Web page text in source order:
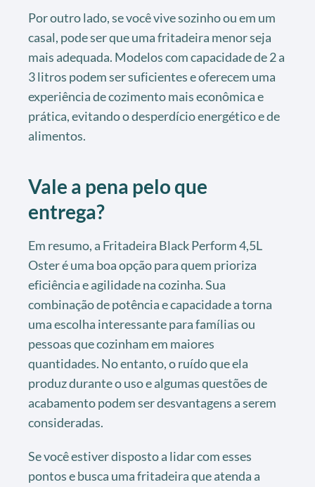
Por outro lado, se você vive sozinho ou em um
casal, pode ser que uma fritadeira menor seja
mais adequada. Modelos com capacidade de 2 a
3 litros podem ser suficientes e oferecem uma
experiência de cozimento mais econômica e
prática, evitando o desperdício energético e de
alimentos.
Vale a pena pelo que
entrega?
Em resumo, a Fritadeira Black Perform 4,5L
Oster é uma boa opção para quem prioriza
eficiência e agilidade na cozinha. Sua
combinação de potência e capacidade a torna
uma escolha interessante para famílias ou
pessoas que cozinham em maiores
quantidades. No entanto, o ruído que ela
produz durante o uso e algumas questões de
acabamento podem ser desvantagens a serem
consideradas.
Se você estiver disposto a lidar com esses
pontos e busca uma fritadeira que atenda a